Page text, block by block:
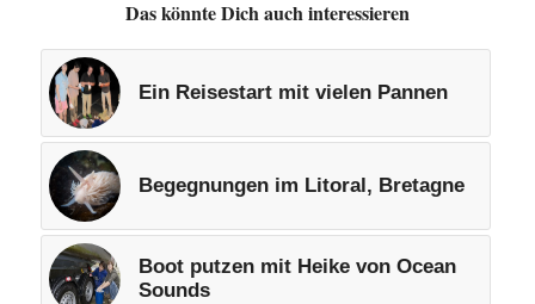
Das könnte Dich auch interessieren
Ein Reisestart mit vielen Pannen
Begegnungen im Litoral, Bretagne
Boot putzen mit Heike von Ocean
Sounds